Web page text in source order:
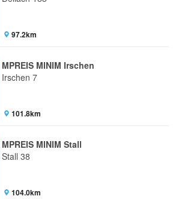
97.2km
MPREIS MINIM Irschen
Irschen 7
101.8km
MPREIS MINIM Stall
Stall 38
104.0km